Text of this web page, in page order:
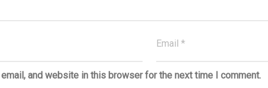
email, and website in this browser for the next time I comment.